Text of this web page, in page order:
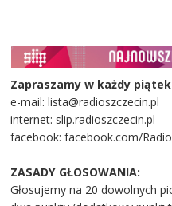
Zapraszamy w każdy piątek
e-mail: lista@radioszczecin.pl
internet: slip.radioszczecin.pl
facebook: facebook.com/
ZASADY GŁOSOWANIA:
Głosujemy na 20 dowolnych